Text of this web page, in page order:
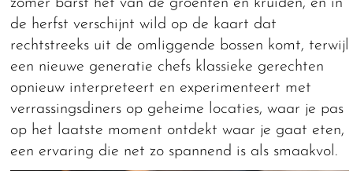
de herfst verschijnt wild op de kaart dat
rechtstreeks uit de omliggende bossen komt, terwijl
een nieuwe generatie chefs klassieke gerechten
opnieuw interpreteert en experimenteert met
verrassingsdiners op geheime locaties, waar je pas
op het laatste moment ontdekt waar je gaat eten,
een ervaring die net zo spannend is als smaakvol.